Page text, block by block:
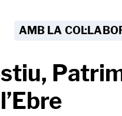
AMB LA